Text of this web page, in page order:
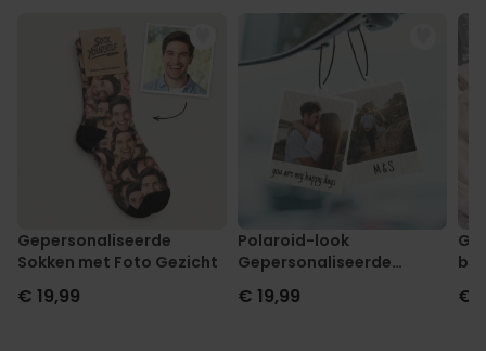
Gepersonaliseerde
Sokken met Foto Gezicht
€ 19,99
Polaroid-look
Gepersonaliseerde
Geurhanger set van 2
€ 19,99 €